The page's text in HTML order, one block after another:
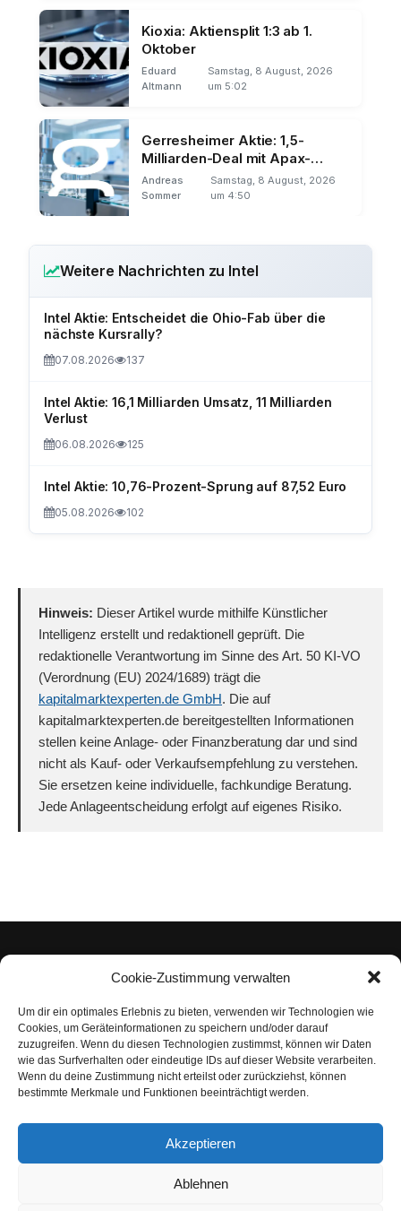
Cookie-Zustimmung verwalten
Um dir ein optimales Erlebnis zu bieten, verwenden wir Technologien wie
Cookies, um Geräteinformationen zu speichern und/oder darauf
zuzugreifen. Wenn du diesen Technologien zustimmst, können wir Daten
wie das Surfverhalten oder eindeutige IDs auf dieser Website verarbeiten.
Wenn du deine Zustimmung nicht erteilst oder zurückziehst, können
bestimmte Merkmale und Funktionen beeinträchtigt werden.
Akzeptieren
Ablehnen
Kioxia: Aktiensplit 1:3 ab 1.
Oktober
Eduard
Altmann
Samstag, 8 August, 2026
um 5:02
Gerresheimer Aktie: 1,5-
Milliarden-Deal mit Apax-
Beratung
Andreas
Sommer
Samstag, 8 August, 2026
um 4:50
Weitere Nachrichten zu Intel
Intel Aktie: Entscheidet die Ohio-Fab über die
nächste Kursrally?
07.08.2026 137
Intel Aktie: 16,1 Milliarden Umsatz, 11 Milliarden
Verlust
06.08.2026 125
Intel Aktie: 10,76-Prozent-Sprung auf 87,52 Euro
05.08.2026 102
Hinweis: Dieser Artikel wurde mithilfe Künstlicher
Intelligenz erstellt und redaktionell geprüft. Die
redaktionelle Verantwortung im Sinne des Art. 50 KI-VO
(Verordnung (EU) 2024/1689) trägt die
kapitalmarktexperten.de GmbH. Die auf
kapitalmarktexperten.de bereitgestellten Informationen
stellen keine Anlage- oder Finanzberatung dar und sind
nicht als Kauf- oder Verkaufsempfehlung zu verstehen.
Sie ersetzen keine individuelle, fachkundige Beratung.
Jede Anlageentscheidung erfolgt auf eigenes Risiko.
Impressum
Datenschutzerklärung
Nutzungsbedingungen | Haftungsausschluss
AGB